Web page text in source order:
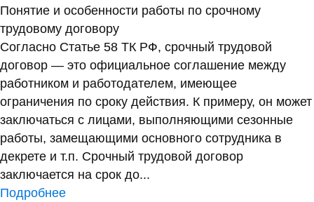
Понятие и особенности работы по срочному
трудовому договору
Согласно Статье 58 ТК РФ, срочный трудовой
договор — это официальное соглашение между
работником и работодателем, имеющее
ограничения по сроку действия. К примеру, он может
заключаться с лицами, выполняющими сезонные
работы, замещающими основного сотрудника в
декрете и т.п. Срочный трудовой договор
заключается на срок до...
Подробнее